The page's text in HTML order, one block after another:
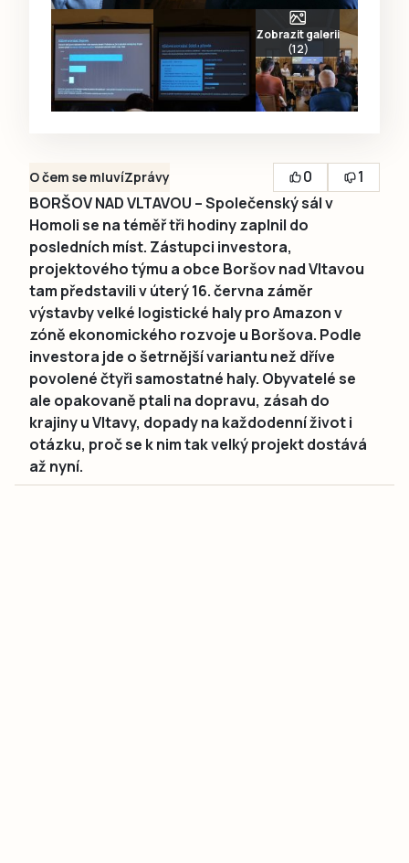
Zobrazit galerii
(12)
O čem se mluvíZprávy 0
1
BORŠOV NAD VLTAVOU – Společenský sál v
Homoli se na téměř tři hodiny zaplnil do
posledních míst. Zástupci investora,
projektového týmu a obce Boršov nad Vltavou
tam představili v úterý 16. června záměr
výstavby velké logistické haly pro Amazon v
zóně ekonomického rozvoje u Boršova. Podle
investora jde o šetrnější variantu než dříve
povolené čtyři samostatné haly. Obyvatelé se
ale opakovaně ptali na dopravu, zásah do
krajiny u Vltavy, dopady na každodenní život i
otázku, proč se k nim tak velký projekt dostává
až nyní.